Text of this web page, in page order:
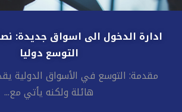
ادارة الدخول الى اسواق جديدة:
التوسع دوليا
مقدمة: التوسع في الأسواق الدولية
هائلة ولكنه يأتي مع...